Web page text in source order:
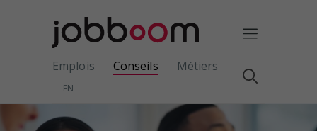
Emplois Conseils Métiers
EN